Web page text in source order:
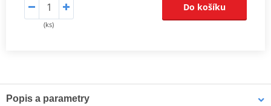
(ks)
Do košíku
Popis a parametry